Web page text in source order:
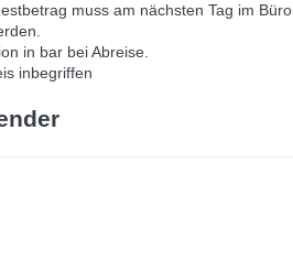
muss am nächsten Tag im Büro
in bar bei Abreise.
inbegriffen